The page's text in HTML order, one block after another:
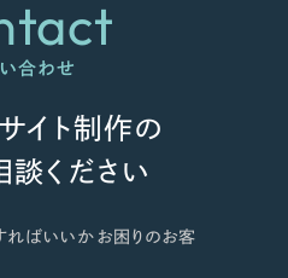
合わせ
イト制作の
談ください
ればいいかお困りのお客